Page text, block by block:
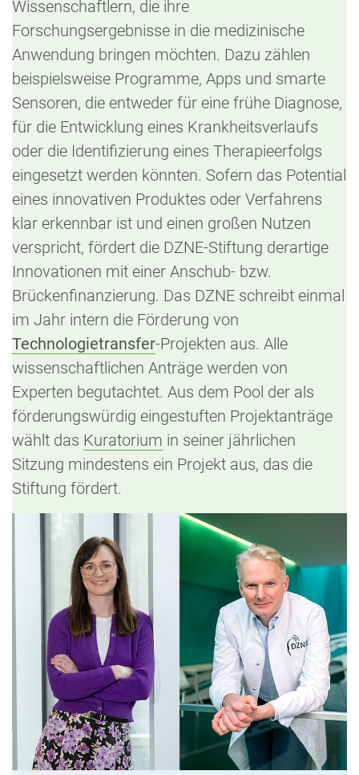
Wissenschaftlern, die ihre
Forschungsergebnisse in die medizinische
Anwendung bringen möchten. Dazu zählen
beispielsweise Programme, Apps und smarte
Sensoren, die entweder für eine frühe Diagnose,
für die Entwicklung eines Krankheitsverlaufs
oder die Identifizierung eines Therapieerfolgs
eingesetzt werden könnten. Sofern das Potential
eines innovativen Produktes oder Verfahrens
klar erkennbar ist und einen großen Nutzen
verspricht, fördert die DZNE-Stiftung derartige
Innovationen mit einer Anschub- bzw.
Brückenfinanzierung. Das DZNE schreibt einmal
im Jahr intern die Förderung von
Technologietransfer-Projekten aus. Alle
wissenschaftlichen Anträge werden von
Experten begutachtet. Aus dem Pool der als
förderungswürdig eingestuften Projektanträge
wählt das Kuratorium in seiner jährlichen
Sitzung mindestens ein Projekt aus, das die
Stiftung fördert.